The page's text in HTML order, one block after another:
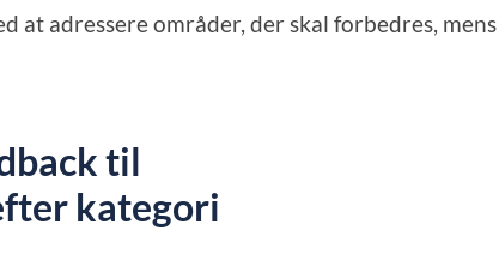
adressere områder, der skal forbedres, mens
til
kategori